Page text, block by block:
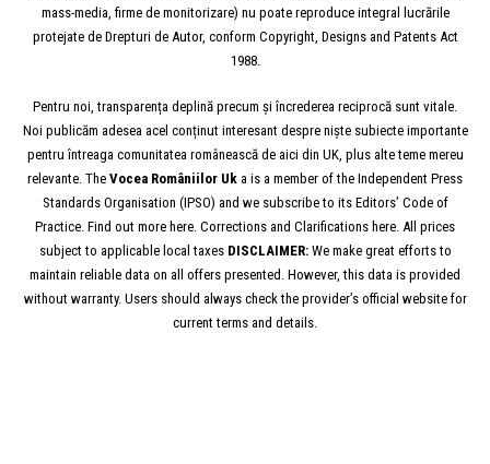
mass-media, firme de monitorizare) nu poate reproduce integral lucrările
protejate de Drepturi de Autor, conform Copyright, Designs and Patents Act
1988.
Pentru noi, transparența deplină precum și încrederea reciprocă sunt vitale.
Noi publicăm adesea acel conținut interesant despre niște subiecte importante
pentru întreaga comunitatea românească de aici din UK, plus alte teme mereu
relevante. The Vocea Româniilor Uk a is a member of the Independent Press
Standards Organisation (IPSO) and we subscribe to its Editors’ Code of
Practice. Find out more here. Corrections and Clarifications here. All prices
subject to applicable local taxes DISCLAIMER: We make great efforts to
maintain reliable data on all offers presented. However, this data is provided
without warranty. Users should always check the provider’s official website for
current terms and details.